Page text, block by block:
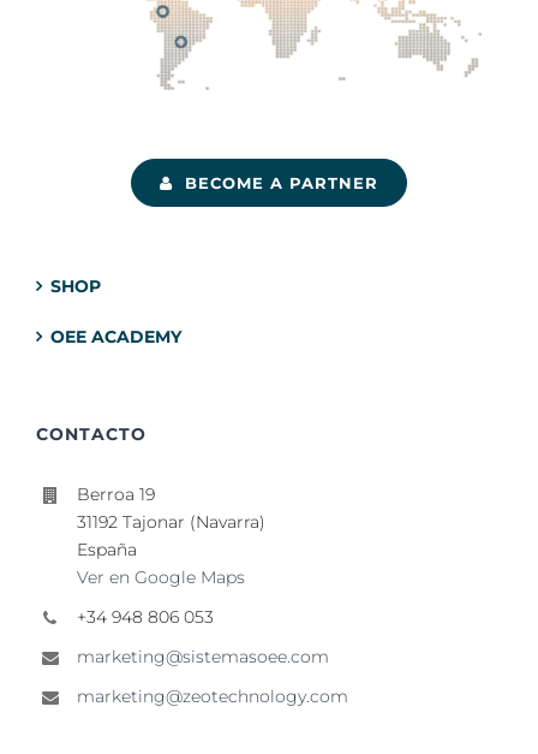
BECOME A PARTNER
SHOP
OEE ACADEMY
CONTACTO
Berroa 19
31192 Tajonar (Navarra)
España
Ver en Google Maps
+34 948 806 053
marketing@sistemasoee.com
marketing@zeotechnology.com